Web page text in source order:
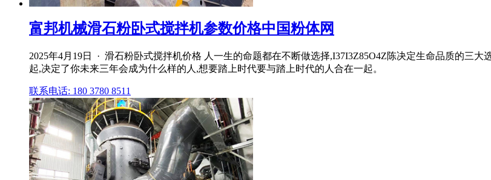
富邦机械滑石粉卧式搅拌机参数价格中国粉体网
2025年4月19日 · 滑石粉卧式搅拌机价格 人一生的命题都在不断做选择,I37I3Z85O4Z陈决定生命品质的三
起,决定了你未来三年会成为什么样的人,想要踏上时代要与踏上时代的人合在一起。
联系电话: 180 3780 8511